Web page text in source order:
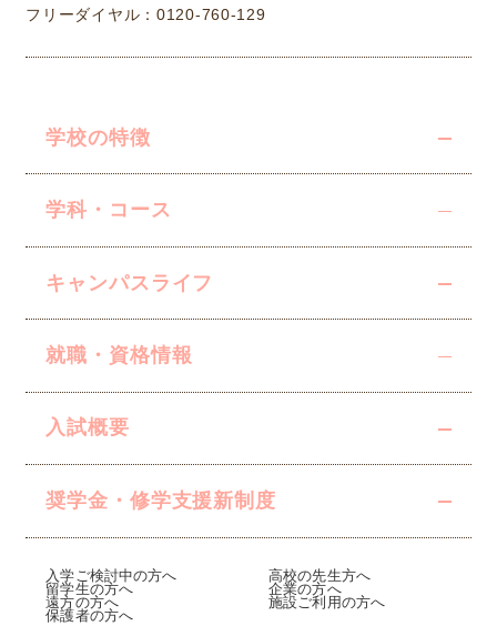
学校の特徴
学科・コース
キャンパスライフ
就職・資格情報
入試概要
奨学金・修学支援新制度
入学ご検討中の方へ
留学生の方へ
遠方の方へ
保護者の方へ
高校の先生方へ
企業の方へ
施設ご利用の方へ
フリーダイヤル：0120-760-129